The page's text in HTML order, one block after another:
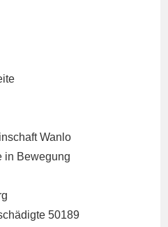
Wanlo
in Bewegung
50189